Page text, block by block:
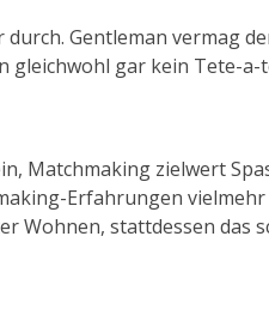
Gentleman vermag
gar kein Tete-a-
Matchmaking zielwert
Erfahrungen
stattdessen das